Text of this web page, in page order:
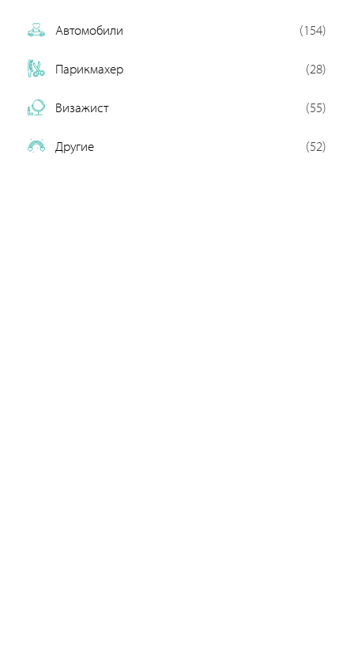
Автомобили (154)
Парикмахер (28)
Визажист (55)
Другие (52)